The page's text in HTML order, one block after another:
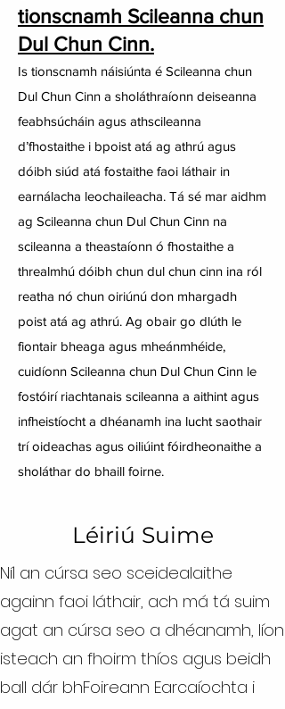
tionscnamh Scileanna chun
Dul Chun Cinn.
Is tionscnamh náisiúnta é Scileanna chun
Dul Chun Cinn a sholáthraíonn deiseanna
feabhsúcháin agus athscileanna
d’fhostaithe i bpoist atá ag athrú agus
dóibh siúd atá fostaithe faoi láthair in
earnálacha leochaileacha. Tá sé mar aidhm
ag Scileanna chun Dul Chun Cinn na
scileanna a theastaíonn ó fhostaithe a
threalmhú dóibh chun dul chun cinn ina ról
reatha nó chun oiriúnú don mhargadh
poist atá ag athrú. Ag obair go dlúth le
fiontair bheaga agus mheánmhéide,
cuidíonn Scileanna chun Dul Chun Cinn le
fostóirí riachtanais scileanna a aithint agus
infheistíocht a dhéanamh ina lucht saothair
trí oideachas agus oiliúint fóirdheonaithe a
sholáthar do bhaill foirne.
Léiriú Suime
Níl an cúrsa seo sceidealaithe
againn faoi láthair, ach má tá suim
agat an cúrsa seo a dhéanamh, líon
isteach an fhoirm thíos agus beidh
ball dár bhFoireann Earcaíochta i